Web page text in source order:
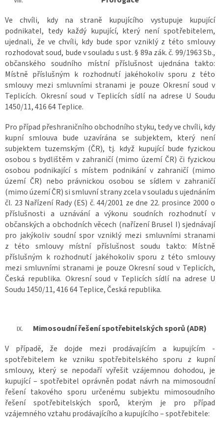
Ve chvíli, kdy na straně kupujícího vystupuje kupující
podnikatel, tedy každý kupující, který není spotřebitelem,
ujednali, že ve chvíli, kdy bude spor vzniklý z této smlouvy
rozhodovat soud, bude v souladu s ust. § 89a zák. č. 99/1963 Sb.,
občanského soudního místní příslušnost ujednána takto:
Místně příslušným k rozhodnutí jakéhokoliv sporu z této
smlouvy mezi smluvními stranami je pouze Okresní soud v
Teplicích. Okresní soud v Teplicích sídlí na adrese U Soudu
1450/11, 416 64 Teplice.
Pro případ přeshraničního obchodního styku, tedy ve chvíli, kdy
kupní smlouva bude uzavírána se subjektem, který není
subjektem tuzemským (ČR), tj. když kupující bude fyzickou
osobou s bydlištěm v zahraničí (mimo území ČR) či fyzickou
osobou podnikající s místem podnikání v zahraničí (mimo
území ČR) nebo právnickou osobou se sídlem v zahraničí
(mimo území ČR) si smluvní strany zcela v souladu s ujednáním
čl. 23 Nařízení Rady (ES) č. 44/2001 ze dne 22. prosince 2000 o
příslušnosti a uznávání a výkonu soudních rozhodnutí v
občanských a obchodních věcech (nařízení Brusel I) sjednávají
pro jakýkoliv soudní spor vzniklý mezi smluvními stranami
z této smlouvy místní příslušnost soudu takto: Místně
příslušným k rozhodnutí jakéhokoliv sporu z této smlouvy
mezi smluvními stranami je pouze Okresní soud v Teplicích,
Česká republika. Okresní soud v Teplicích sídlí na adrese U
Soudu 1450/11, 416 64 Teplice, Česká republika.
Mimosoudní řešení spotřebitelských sporů (ADR)
V případě, že dojde mezi prodávajícím a kupujícím -
spotřebitelem ke vzniku spotřebitelského sporu z kupní
smlouvy, který se nepodaří vyřešit vzájemnou dohodou, je
kupující – spotřebitel oprávněn podat návrh na mimosoudní
řešení takového sporu určenému subjektu mimosoudního
řešení spotřebitelských sporů, kterým je pro případ
vzájemného vztahu prodávajícího a kupujícího – spotřebitele: